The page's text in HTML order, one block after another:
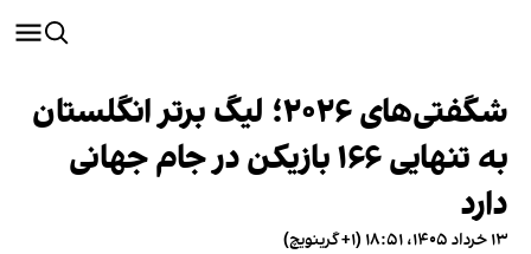
شگفتی‌های ۲۰۲۶؛ لیگ برتر انگلستان
به تنهایی ۱۶۶ بازیکن در جام جهانی
دارد
۱۳ خرداد ۱۴۰۵، ۱۸:۵۱ (‎+۱ گرینویچ)